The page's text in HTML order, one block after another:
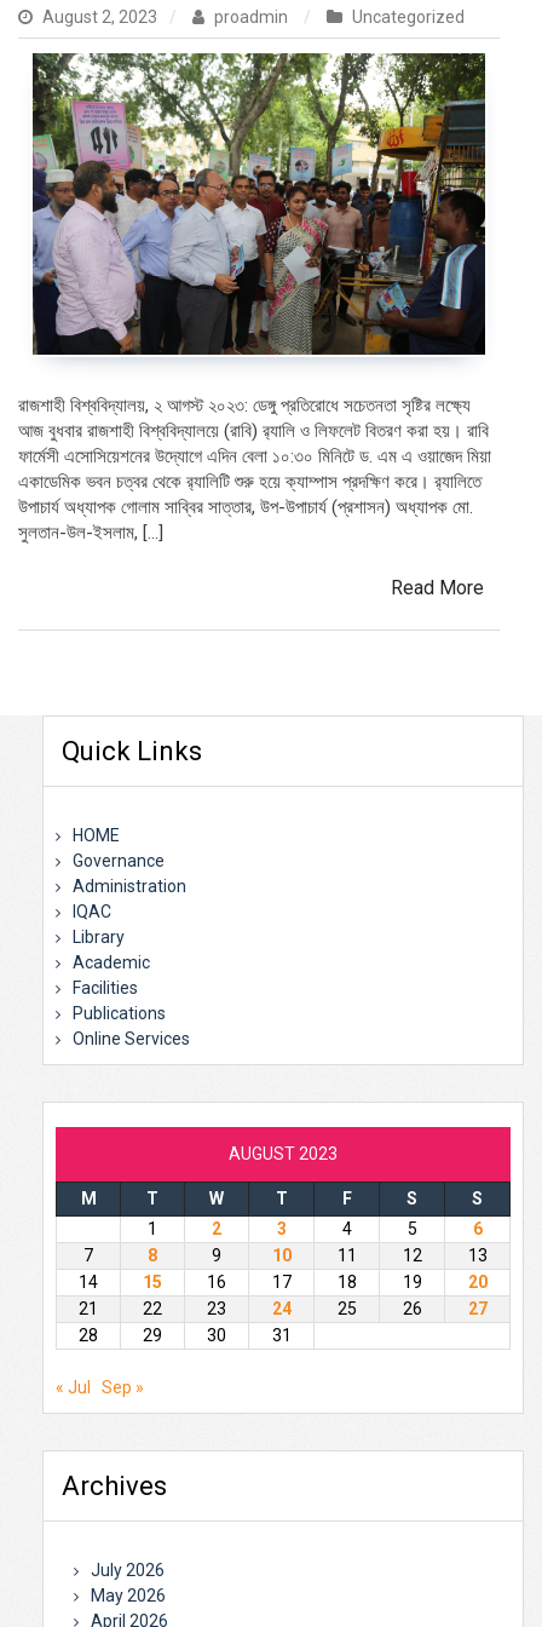
August 2, 2023 proadmin Uncategorized
রাজশাহী বিশ্ববিদ্যালয়, ২ আগস্ট ২০২৩: ডেঙ্গু প্রতিরোধে সচেতনতা সৃষ্টির লক্ষ্যে
আজ বুধবার রাজশাহী বিশ্ববিদ্যালয়ে (রাবি) র‌্যালি ও লিফলেট বিতরণ করা হয়। রাবি
ফার্মেসী এসোসিয়েশনের উদ্যোগে এদিন বেলা ১০:৩০ মিনিটে ড. এম এ ওয়াজেদ মিয়া
একাডেমিক ভবন চত্বর থেকে র‌্যালিটি শুরু হয়ে ক্যাম্পাস প্রদক্ষিণ করে। র‌্যালিতে
উপাচার্য অধ্যাপক গোলাম সাব্বির সাত্তার, উপ-উপাচার্য (প্রশাসন) অধ্যাপক মো.
সুলতান-উল-ইসলাম, […]
Read More
Quick Links
HOME
Governance
Administration
IQAC
Library
Academic
Facilities
Publications
Online Services
AUGUST 2023
M T W T F S
S
1
2 3 4 5
6
7
8 9 10 11 12
13
14
15 16 17 18 19
20
21
22 23 24 25 26
27
28
29 30 31
« Jul Sep »
Archives
July 2026
May 2026
April 2026